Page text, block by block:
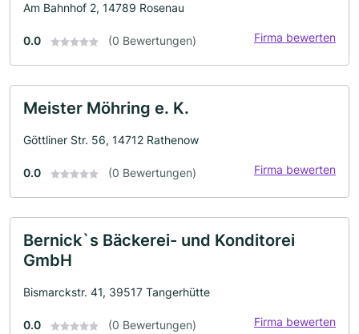
Am Bahnhof 2, 14789 Rosenau
0.0 (0 Bewertungen) Firma bewerten
Meister Möhring e. K.
Göttliner Str. 56, 14712 Rathenow
0.0 (0 Bewertungen) Firma bewerten
Bernick`s Bäckerei- und Konditorei
GmbH
Bismarckstr. 41, 39517 Tangerhütte
0.0 (0 Bewertungen) Firma bewerten